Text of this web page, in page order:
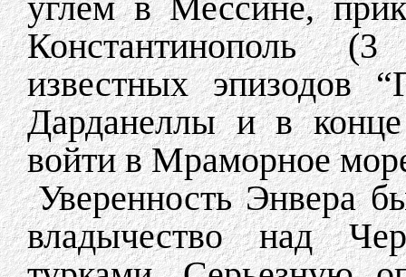
Константинополь (3
известных эпизодов
Дарданеллы и в
войти в Мраморное
Уверенность Энвера
владычество над